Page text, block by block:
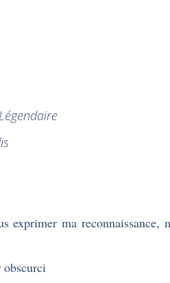
Légendaire
exprimer ma reconnaissance,
obscurci